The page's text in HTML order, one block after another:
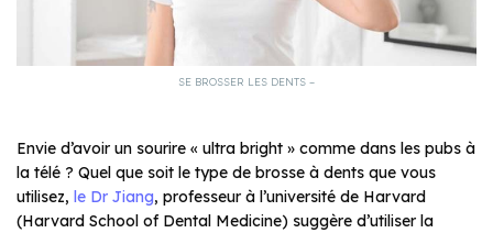
SE BROSSER LES DENTS –
Envie d’avoir un sourire « ultra bright » comme dans les pubs à
la télé ? Quel que soit le type de brosse à dents que vous
utilisez, le Dr Jiang, professeur à l’université de Harvard
(Harvard School of Dental Medicine) suggère d’utiliser la